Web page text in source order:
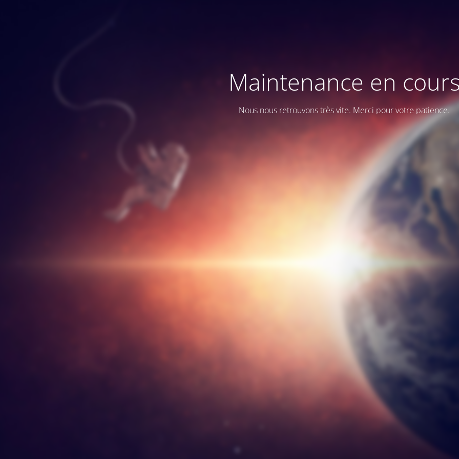
Maintenance en
Nous nous retrouvons très vite. Merci pour votre patience.